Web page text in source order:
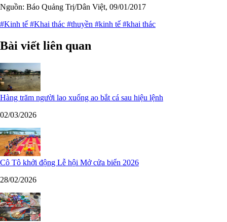
Nguồn: Báo Quảng Trị/Dân Việt, 09/01/2017
#Kinh tế #Khai thác #thuyền #kinh tế #khai thác
Bài viết liên quan
Hàng trăm người lao xuống ao bắt cá sau hiệu lệnh
02/03/2026
Cô Tô khởi động Lễ hội Mở cửa biển 2026
28/02/2026